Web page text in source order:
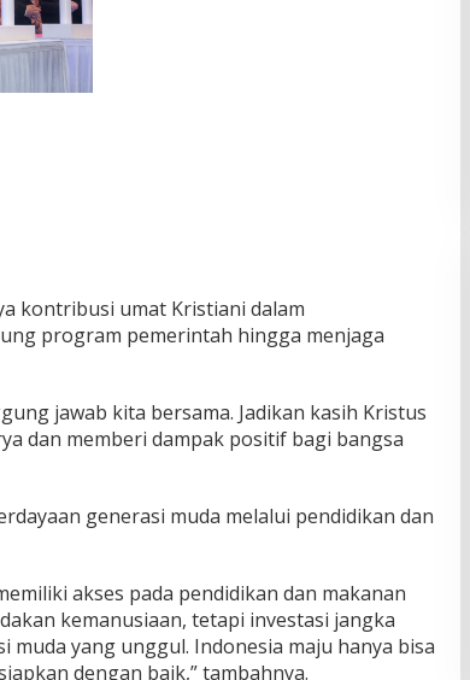
kontribusi umat Kristiani dalam
program pemerintah hingga menjaga
jawab kita bersama. Jadikan kasih Kristus
dan memberi dampak positif bagi bangsa
generasi muda melalui pendidikan dan
akses pada pendidikan dan makanan
kemanusiaan, tetapi investasi jangka
yang unggul. Indonesia maju hanya bisa
dengan baik,” tambahnya.